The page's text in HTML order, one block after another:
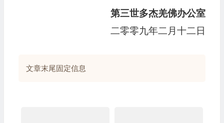
第三世多杰羌佛办公室
二零零九年二月十二日
文章末尾固定信息